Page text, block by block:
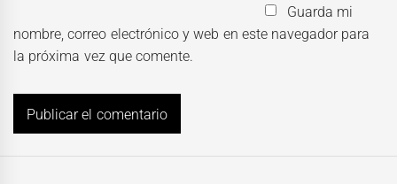
Guarda mi
nombre, correo electrónico y web en este navegador para
la próxima vez que comente.